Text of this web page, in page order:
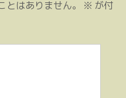
はありません。 ※ が付